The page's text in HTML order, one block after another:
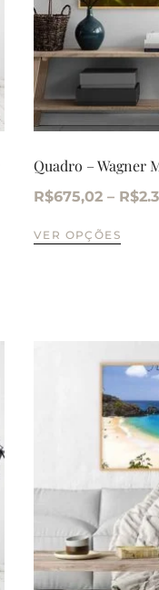
Quadro – Wagner
R$675,02 – R$
VER OPÇÕES